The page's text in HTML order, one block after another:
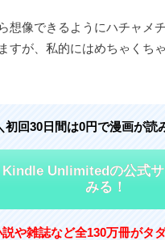
想像できるようにハチャメ
すが、私的にはめちゃくち
初回30日間は0円で漫画が読
Kindle Unlimitedの公式
みる！
説や雑誌など全130万冊がタ